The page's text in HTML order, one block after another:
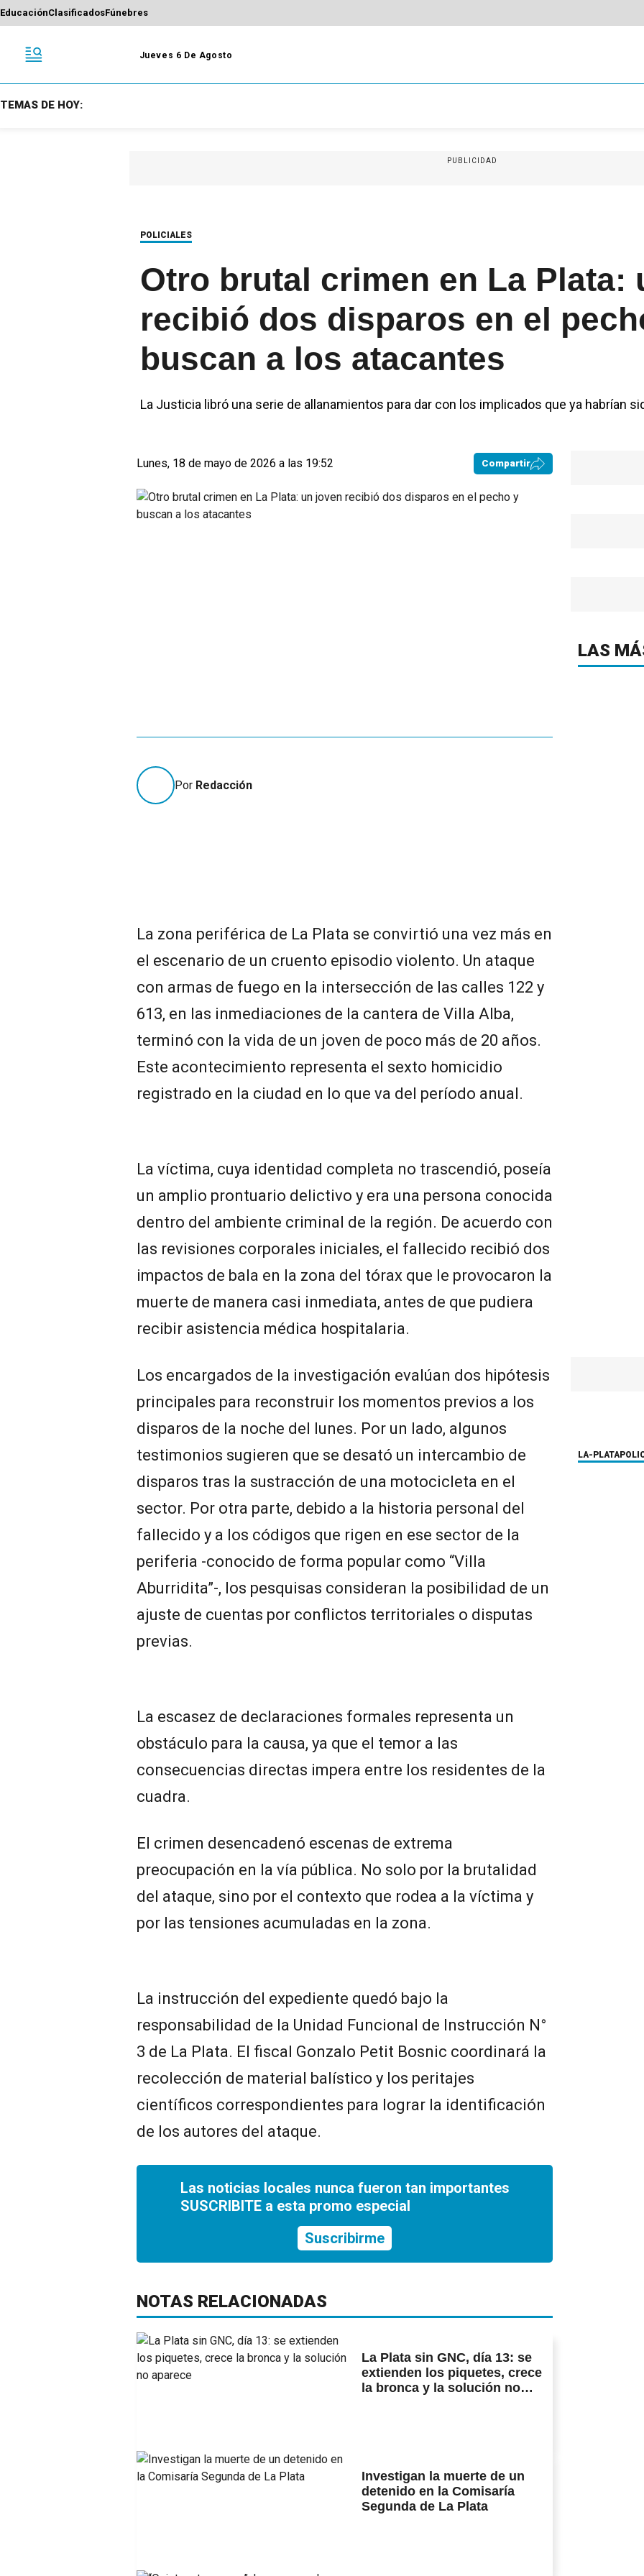
EducaciónClasificadosFúnebres
Jueves 6 De Agosto
TEMAS DE HOY:
PUBLICIDAD
POLICIALES
Otro brutal crimen en La Plata:
recibió dos disparos en el
buscan a los atacantes
La Justicia libró una serie de allanamientos para dar con los implicados que ya habrían
Lunes, 18 de mayo de 2026 a las 19:52 Compartir
Por Redacción
La zona periférica de La Plata se convirtió una vez más en
el escenario de un cruento episodio violento. Un ataque
con armas de fuego en la intersección de las calles 122 y
613, en las inmediaciones de la cantera de Villa Alba,
terminó con la vida de un joven de poco más de 20 años.
Este acontecimiento representa el sexto homicidio
registrado en la ciudad en lo que va del período anual.
La víctima, cuya identidad completa no trascendió, poseía
un amplio prontuario delictivo y era una persona conocida
dentro del ambiente criminal de la región. De acuerdo con
las revisiones corporales iniciales, el fallecido recibió dos
impactos de bala en la zona del tórax que le provocaron la
muerte de manera casi inmediata, antes de que pudiera
recibir asistencia médica hospitalaria.
Los encargados de la investigación evalúan dos hipótesis
principales para reconstruir los momentos previos a los
disparos de la noche del lunes. Por un lado, algunos
testimonios sugieren que se desató un intercambio de
disparos tras la sustracción de una motocicleta en el
sector. Por otra parte, debido a la historia personal del
fallecido y a los códigos que rigen en ese sector de la
periferia -conocido de forma popular como “Villa
Aburridita”-, los pesquisas consideran la posibilidad de un
ajuste de cuentas por conflictos territoriales o disputas
previas.
La escasez de declaraciones formales representa un
obstáculo para la causa, ya que el temor a las
consecuencias directas impera entre los residentes de la
cuadra.
El crimen desencadenó escenas de extrema
preocupación en la vía pública. No solo por la brutalidad
del ataque, sino por el contexto que rodea a la víctima y
por las tensiones acumuladas en la zona.
La instrucción del expediente quedó bajo la
responsabilidad de la Unidad Funcional de Instrucción N°
3 de La Plata. El fiscal Gonzalo Petit Bosnic coordinará la
recolección de material balístico y los peritajes
científicos correspondientes para lograr la identificación
de los autores del ataque.
Las noticias locales nunca fueron tan importantes
SUSCRIBITE a esta promo especial
Suscribirme
NOTAS RELACIONADAS
La Plata sin GNC, día 13: se
extienden los piquetes, crece
la bronca y la solución no
Investigan la muerte de un
detenido en la Comisaría
Segunda de La Plata
LAS
LA-PLATA